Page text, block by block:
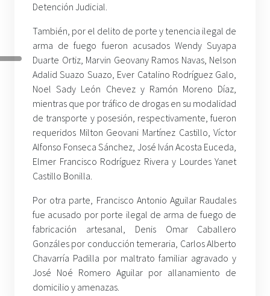
Detención Judicial.
También, por el delito de porte y tenencia ilegal de
arma de fuego fueron acusados Wendy Suyapa
Duarte Ortiz, Marvin Geovany Ramos Navas, Nelson
Adalid Suazo Suazo, Ever Catalino Rodríguez Galo,
Noel Sady León Chevez y Ramón Moreno Díaz,
mientras que por tráfico de drogas en su modalidad
de transporte y posesión, respectivamente, fueron
requeridos Milton Geovani Martínez Castillo, Víctor
Alfonso Fonseca Sánchez, José Iván Acosta Euceda,
Elmer Francisco Rodríguez Rivera y Lourdes Yanet
Castillo Bonilla.
Por otra parte, Francisco Antonio Aguilar Raudales
fue acusado por porte ilegal de arma de fuego de
fabricación artesanal, Denis Omar Caballero
Gonzáles por conducción temeraria, Carlos Alberto
Chavarría Padilla por maltrato familiar agravado y
José Noé Romero Aguilar por allanamiento de
domicilio y amenazas.